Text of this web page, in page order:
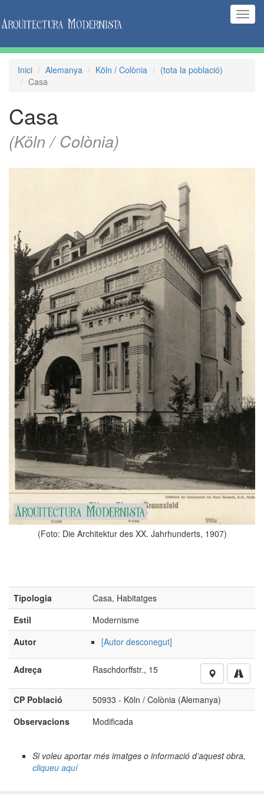
Inici Alemanya Köln / Colònia
(tota la població)
Casa
Casa
(Köln / Colònia)
(Foto: Die Architektur des XX. Jahrhunderts, 1907)
Tipologia
Casa, Habitatges
Estil
Modernisme
Autor
[Autor desconegut]
Adreça Raschdorffstr., 15
CP Població
50933 - Köln / Colònia (Alemanya)
Observacions
Modificada
Si voleu aportar més imatges o informació d’aquest obra,
cliqueu aquí